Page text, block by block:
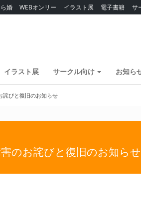
婚 WEBオンリー イラスト展 電子書籍 サ
イラスト展 サークル向け お知ら
詫びと復旧のお知らせ
のお詫びと復旧のお知らせ